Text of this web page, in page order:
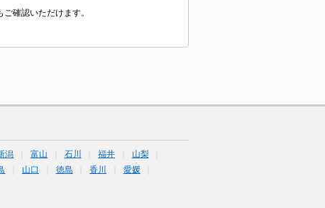
確認いただけます。
潟 富山 石川 福井
山梨
山口 徳島 香川
愛媛